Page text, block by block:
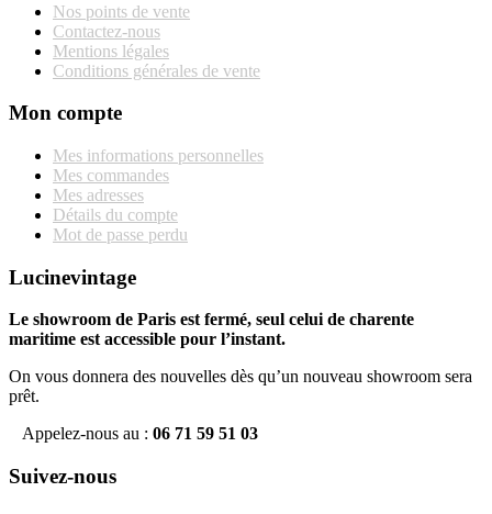
Nos points de vente
Contactez-nous
Mentions légales
Conditions générales de vente
Mon compte
Mes informations personnelles
Mes commandes
Mes adresses
Détails du compte
Mot de passe perdu
Lucinevintage
Le showroom de Paris est fermé, seul celui de charente
maritime est accessible pour l’instant.
On vous donnera des nouvelles dès qu’un nouveau showroom sera
prêt.
Appelez-nous au : 06 71 59 51 03
Suivez-nous